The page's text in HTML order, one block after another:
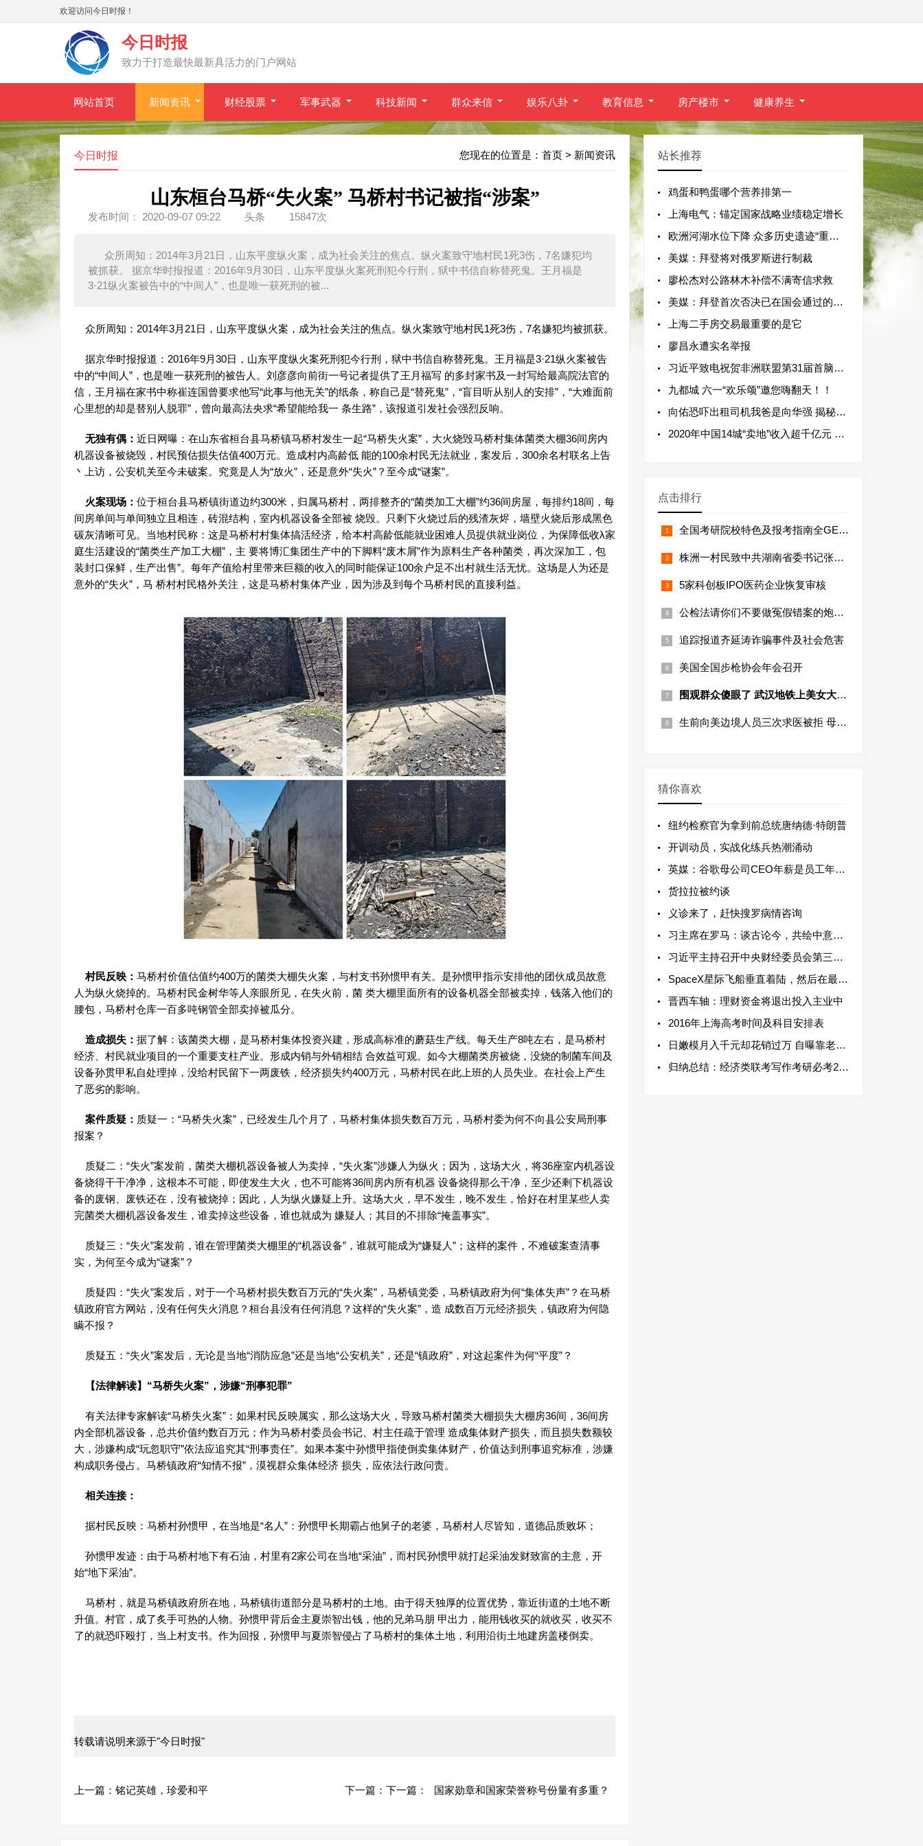
欢迎访问今日时报！
今日时报
致力于打造最快最新具活力的门户网站
网站首页 新闻资讯 财经股票 军事武器 科技新闻 群众来信 娱乐八卦 教育信息 房产楼市 健康养生
您现在的位置是： 首页 > 新闻资讯
今日时报
山东桓台马桥“失火案” 马桥村书记被指“涉案”
发布时间： 2020-09-07 09:22 头条 15847次
众所周知：2014年3月21日，山东平度纵火案，成为社会关注的焦点。纵火案致守地村民1死3伤，7名嫌犯均
被抓获。 据京华时报报道：2016年9月30日，山东平度纵火案死刑犯今行刑，狱中书信自称替死鬼。王月福是
3·21纵火案被告中的“中间人”，也是唯一获死刑的被...
众所周知：2014年3月21日，山东平度纵火案，成为社会关注的焦点。纵火案致守地村民1死3伤，7名嫌犯均被抓获。
据京华时报报道：2016年9月30日，山东平度纵火案死刑犯今行刑，狱中书信自称替死鬼。王月福是3·21纵火案被告
中的“中间人”，也是唯一获死刑的被告人。刘彦彦向前街一号记者提供了王月福写 的多封家书及一封写给最高院法官的
信，王月福在家书中称崔连国曾要求他写“此事与他无关”的纸条，称自己是“替死鬼”，“盲目听从别人的安排”，“大难面前
心里想的却是替别人脱罪”，曾向最高法央求“希望能给我一 条生路”，该报道引发社会强烈反响。
无独有偶： 近日网曝：在山东省桓台县马桥镇马桥村发生一起“马桥失火案”，大火烧毁马桥村集体菌类大棚36间房内
机器设备被烧毁，村民预估损失估值400万元。造成村内高龄低 能的100余村民无法就业，案发后，300余名村联名上告
丶上访，公安机关至今未破案。究竟是人为“放火”，还是意外“失火”？至今成“谜案”。
火案现场： 位于桓台县马桥镇街道边约300米，归属马桥村，两排整齐的“菌类加工大棚”约36间房屋，每排约18间，每
间房单间与单间独立且相连，砖混结构，室内机器设备全部被 烧毁。只剩下火烧过后的残渣灰烬，墙壁火烧后形成黑色
碳灰清晰可见。当地村民称：这是马桥村村集体搞活经济，给本村高龄低能就业困难人员提供就业岗位，为保障低收λ家
庭生活建设的“菌类生产加工大棚”，主 要将博汇集团生产中的下脚料“废木屑”作为原料生产各种菌类，再次深加工，包
装封口保鲜，生产出售”。每年产值给村里带来巨额的收入的同时能保证100余户足不出村就生活无忧。这场是人为还是
意外的“失火”，马 桥村村民格外关注，这是马桥村集体产业，因为涉及到每个马桥村民的直接利益。
村民反映： 马桥村价值估值约400万的菌类大棚失火案，与村支书孙惯甲有关。是孙惯甲指示安排他的团伙成员故意
人为纵火烧掉的。马桥村民金树华等人亲眼所见，在失火前，菌 类大棚里面所有的设备机器全部被卖掉，钱落入他们的
腰包，马桥村仓库一百多吨钢管全部卖掉被瓜分。
造成损失： 据了解：该菌类大棚，是马桥村集体投资兴建，形成高标准的蘑菇生产线。每天生产8吨左右，是马桥村
经济、村民就业项目的一个重要支柱产业。形成内销与外销相结 合效益可观。如今大棚菌类房被烧，没烧的制菌车间及
设备孙贯甲私自处理掉，没给村民留下一两废铁，经济损失约400万元，马桥村民在此上班的人员失业。在社会上产生
了恶劣的影响。
案件质疑： 质疑一：“马桥失火案”，已经发生几个月了，马桥村集体损失数百万元，马桥村委为何不向县公安局刑事
报案？
质疑二：“失火”案发前，菌类大棚机器设备被人为卖掉，“失火案”涉嫌人为纵火；因为，这场大火，将36座室内机器设
备烧得干干净净，这根本不可能，即使发生大火，也不可能将36间房内所有机器 设备烧得那么干净，至少还剩下机器设
备的废钢、废铁还在，没有被烧掉；因此，人为纵火嫌疑上升。这场大火，早不发生，晚不发生，恰好在村里某些人卖
完菌类大棚机器设备发生，谁卖掉这些设备，谁也就成为 嫌疑人；其目的不排除“掩盖事实”。
质疑三：“失火”案发前，谁在管理菌类大棚里的“机器设备”，谁就可能成为“嫌疑人”；这样的案件，不难破案查清事
实，为何至今成为“谜案”？
质疑四：“失火”案发后，对于一个马桥村损失数百万元的“失火案”，马桥镇党委，马桥镇政府为何“集体失声”？在马桥
镇政府官方网站，没有任何失火消息？桓台县没有任何消息？这样的“失火案”，造 成数百万元经济损失，镇政府为何隐
瞒不报？
质疑五：“失火”案发后，无论是当地“消防应急”还是当地“公安机关”，还是“镇政府”，对这起案件为何“平度”？
【法律解读】“马桥失火案”，涉嫌“刑事犯罪”
有关法律专家解读“马桥失火案”：如果村民反映属实，那么这场大火，导致马桥村菌类大棚损失大棚房36间，36间房
内全部机器设备，总共价值约数百万元；作为马桥村委员会书记、村主任疏于管理 造成集体财产损失，而且损失数额较
大，涉嫌构成“玩忽职守”依法应追究其“刑事责任”。如果本案中孙惯甲指使倒卖集体财产，价值达到刑事追究标准，涉嫌
构成职务侵占。马桥镇政府“知情不报”，漠视群众集体经济 损失，应依法行政问责。
相关连接：
据村民反映：马桥村孙惯甲，在当地是“名人”：孙惯甲长期霸占他舅子的老婆，马桥村人尽皆知，道德品质败坏；
孙惯甲发迹：由于马桥村地下有石油，村里有2家公司在当地“采油”，而村民孙惯甲就打起采油发财致富的主意，开
始“地下采油”。
马桥村，就是马桥镇政府所在地，马桥镇街道部分是马桥村的土地。由于得天独厚的位置优势，靠近街道的土地不断
升值。村官，成了炙手可热的人物。孙惯甲背后金主夏崇智出钱，他的兄弟马朋 甲出力，能用钱收买的就收买，收买不
了的就恐吓殴打，当上村支书。作为回报，孙惯甲与夏崇智侵占了马桥村的集体土地，利用沿街土地建房盖楼倒卖。
转载请说明来源于"今日时报"
上一篇： 铭记英雄，珍爱和平 下一篇： 下一篇： 国家勋章和国家荣誉称号份量有多重？
站长推荐
鸡蛋和鸭蛋哪个营养排第一
上海电气：锚定国家战略业绩稳定增长
欧洲河湖水位下降 众多历史遗迹“重见天
美媒：拜登将对俄罗斯进行制裁
廖松杰对公路林木补偿不满寄信求救
美媒：拜登首次否决已在国会通过的法案
上海二手房交易最重要的是它
廖昌永遭实名举报
习近平致电祝贺非洲联盟第31届首脑会议
九都城 六一“欢乐颂”邀您嗨翻天！！
向佑恐吓出租司机我爸是向华强 揭秘事件
2020年中国14城“卖地”收入超千亿元 上海
点击排行
全国考研院校特色及报考指南全GET！
株洲一村民致中共湖南省委书记张庆伟的
5家科创板IPO医药企业恢复审核
公检法请你们不要做冤假错案的炮制者
追踪报道齐延涛诈骗事件及社会危害
美国全国步枪协会年会召开
围观群众傻眼了 武汉地铁上美女大跳火辣
生前向美边境人员三次求医被拒 母亲痛诉
猜你喜欢
纽约检察官为拿到前总统唐纳德·特朗普
开训动员，实战化练兵热潮涌动
英媒：谷歌母公司CEO年薪是员工年薪中位
货拉拉被约谈
义诊来了，赶快搜罗病情咨询
习主席在罗马：谈古论今，共绘中意关系
习近平主持召开中央财经委员会第三次会
SpaceX星际飞船垂直着陆，然后在最新的测
晋西车轴：理财资金将退出投入主业中
2016年上海高考时间及科目安排表
日嫩模月入千元却花销过万 自曝靠老爸炫
归纳总结：经济类联考写作考研必考20点